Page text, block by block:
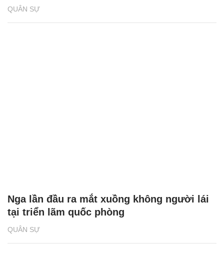
QUÂN SỰ
QUÂN SỰ
Nga lần đầu ra mắt xuồng không người lái
tại triển lãm quốc phòng